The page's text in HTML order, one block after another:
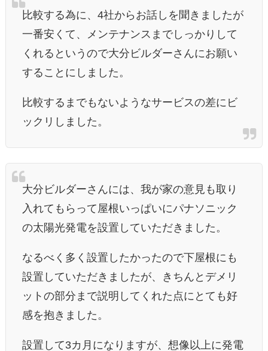
比較する為に、4社からお話しを聞きましたが
一番安くて、メンテナンスまでしっかりして
くれるというので大分ビルダーさんにお願い
することにしました。
比較するまでもないようなサービスの差にビ
ックリしました。
大分ビルダーさんには、我が家の意見も取り
入れてもらって屋根いっぱいにパナソニック
の太陽光発電を設置していただきました。
なるべく多く設置したかったので下屋根にも
設置していただきましたが、きちんとデメリ
ットの部分まで説明してくれた点にとても好
感を抱きました。
設置して3カ月になりますが、想像以上に発電